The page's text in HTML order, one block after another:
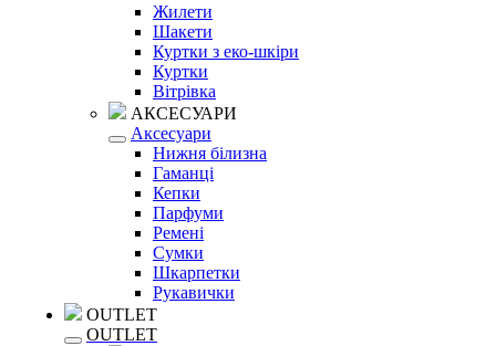
Жилети
Шакети
Куртки з еко-шкіри
Куртки
Вітрівка
АКСЕСУАРИ
Аксесуари
Нижня білизна
Гаманці
Кепки
Парфуми
Ремені
Сумки
Шкарпетки
Рукавички
OUTLET
OUTLET